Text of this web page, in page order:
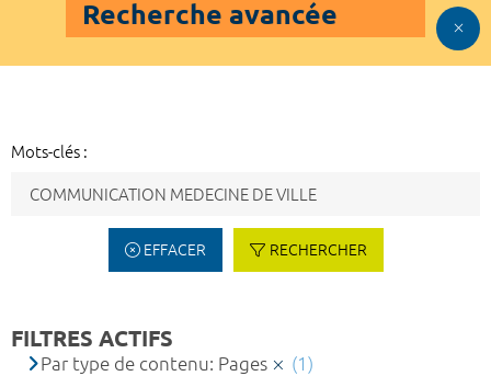
Recherche avancée
Mots-clés :
EFFACER RECHERCHER
FILTRES ACTIFS
Par type de contenu: Pages
(1)